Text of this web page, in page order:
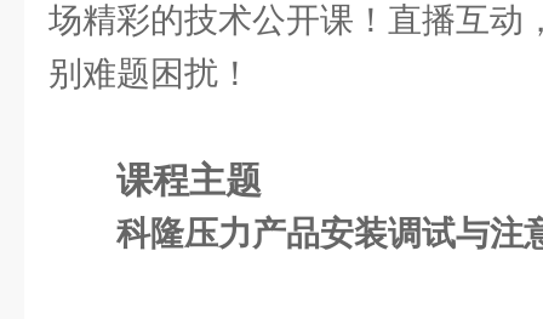
场精彩的技术公开课！直播互动
别难题困扰！
课程主题
科隆压力产品安装调试与注